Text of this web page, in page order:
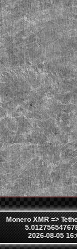
Monero XMR =>
2026-08-05